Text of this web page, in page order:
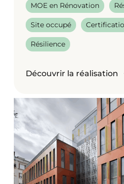
MOE en Rénovation
Site occupé
Résilience
Découvrir la réalisation